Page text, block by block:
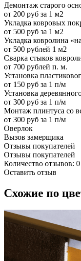
Демонтаж старого
от 200 руб за 1 м2
Укладка ковровых
от 500 руб за 1 м2
Укладка ковролина
от 500 рублей 1 м2
Сварка стыков
от 700 рублей п. м.
Установка
от 150 руб за 1 п/м
Установка
от 300 руб за 1 п/м
Монтаж плинтуса со
от 300 руб за 1 п/м
Оверлок
Вызов замерщика
Отзывы покупателей
Отзывы покупателей
Количество отзывов:
Оставить отзыв
Схожие по